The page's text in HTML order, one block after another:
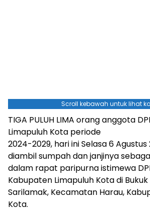
Scroll kebawah untuk lihat
TIGA PULUH LIMA orang anggota
Limapuluh Kota periode
2024-2029, hari ini Selasa 6
diambil sumpah dan janjinya
dalam rapat paripurna istimewa
Kabupaten Limapuluh Kota di Bukuk
Sarilamak, Kecamatan Harau,
Kota.